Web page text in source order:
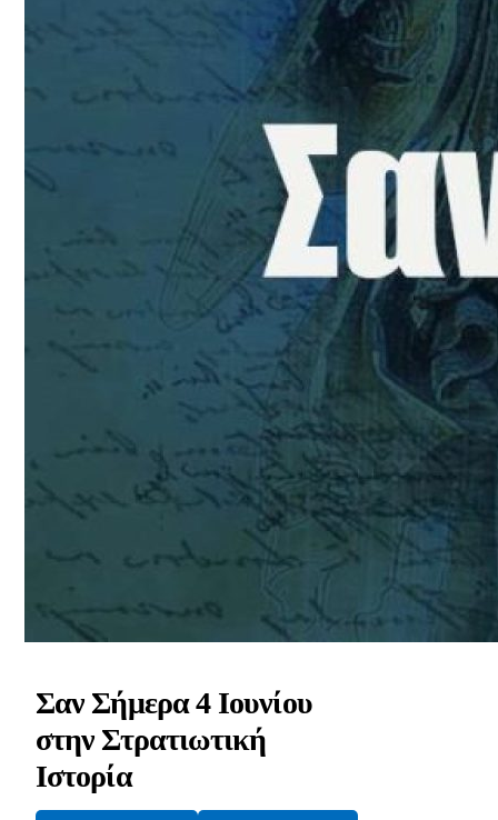
Σαν Σήμερα 4 Ιουνίου
στην Στρατιωτική
Ιστορία